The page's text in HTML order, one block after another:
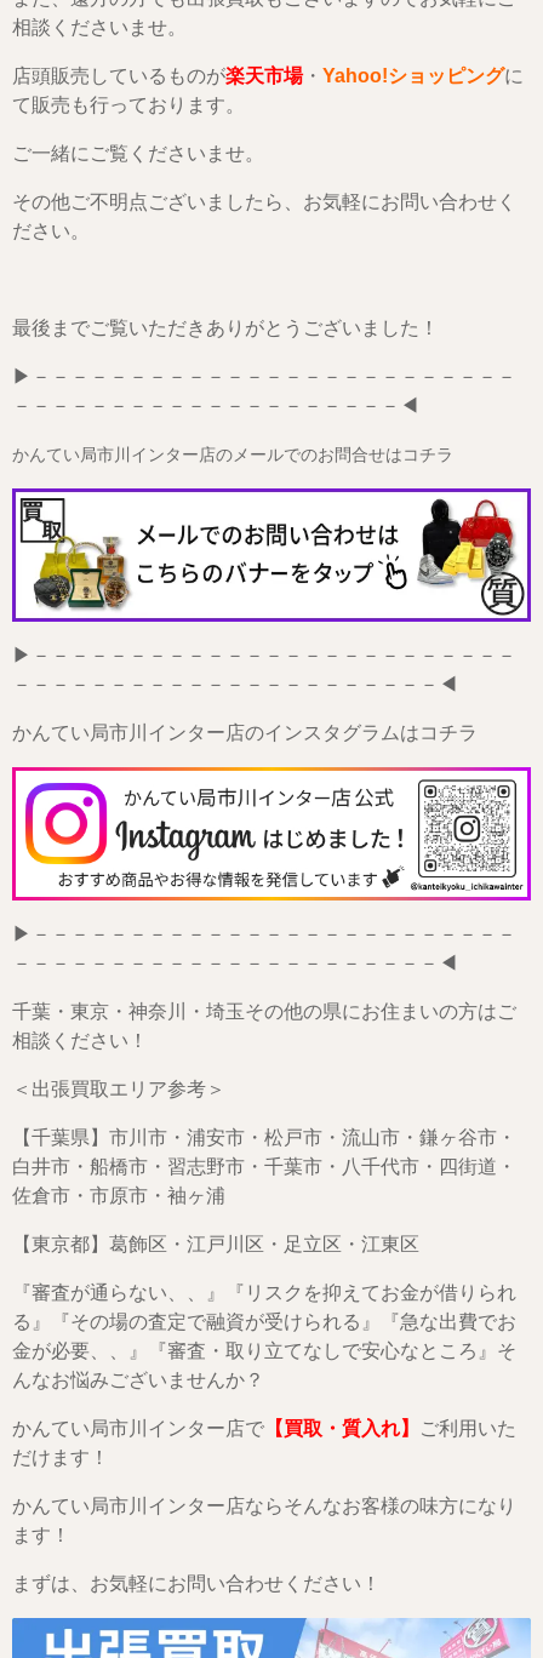
相談くださいませ。
店頭販売しているものが楽天市場・ Yahoo!ショッピングに
て販売も行っております。
ご一緒にご覧くださいませ。
その他ご不明点ございましたら、お気軽にお問い合わせく
ださい。
最後までご覧いただきありがとうございました！
▶－－－－－－－－－－－－－－－－－－－－－－－－－
－－－－－－－－－－－－－－－－－－－－◀
かんてい局市川インター店のメールでのお問合せはコチラ
▶－－－－－－－－－－－－－－－－－－－－－－－－－
－－－－－－－－－－－－－－－－－－－－－－◀
かんてい局市川インター店のインスタグラムはコチラ
▶－－－－－－－－－－－－－－－－－－－－－－－－－
－－－－－－－－－－－－－－－－－－－－－－◀
千葉・東京・神奈川・埼玉その他の県にお住まいの方はご
相談ください！
＜出張買取エリア参考＞
【千葉県】市川市・浦安市・松戸市・流山市・鎌ヶ谷市・
白井市・船橋市・習志野市・千葉市・八千代市・四街道・
佐倉市・市原市・袖ヶ浦
【東京都】葛飾区・江戸川区・足立区・江東区
『審査が通らない、、』『リスクを抑えてお金が借りられ
る』『その場の査定で融資が受けられる』『急な出費でお
金が必要、、』『審査・取り立てなしで安心なところ』そ
んなお悩みございませんか？
かんてい局市川インター店で 【買取・質入れ】
ご利用いた
だけます！
かんてい局市川インター店ならそんなお客様の味方になり
ます！
まずは、お気軽にお問い合わせください！